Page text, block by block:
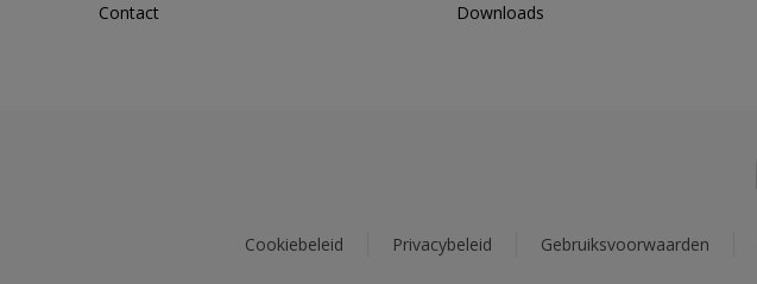
Contact
Downloads
Cookiebeleid Privacybeleid Gebruiksvoorwaarden